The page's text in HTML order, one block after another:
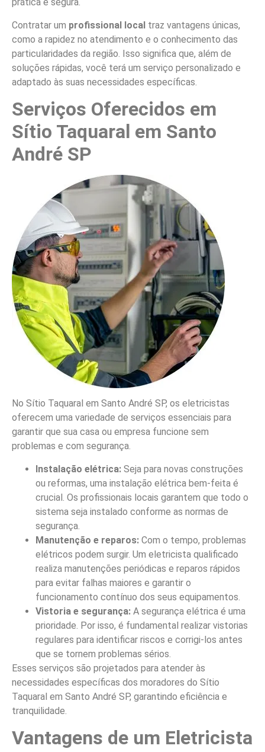
Contratar um profissional local traz vantagens únicas,
como a rapidez no atendimento e o conhecimento das
particularidades da região. Isso significa que, além de
soluções rápidas, você terá um serviço personalizado e
adaptado às suas necessidades específicas.
Serviços Oferecidos em
Sítio Taquaral em Santo
André SP
No Sítio Taquaral em Santo André SP, os eletricistas
oferecem uma variedade de serviços essenciais para
garantir que sua casa ou empresa funcione sem
problemas e com segurança.
Instalação elétrica: Seja para novas construções
ou reformas, uma instalação elétrica bem-feita é
crucial. Os profissionais locais garantem que todo o
sistema seja instalado conforme as normas de
segurança.
Manutenção e reparos: Com o tempo, problemas
elétricos podem surgir. Um eletricista qualificado
realiza manutenções periódicas e reparos rápidos
para evitar falhas maiores e garantir o
funcionamento contínuo dos seus equipamentos.
Vistoria e segurança: A segurança elétrica é uma
prioridade. Por isso, é fundamental realizar vistorias
regulares para identificar riscos e corrigi-los antes
que se tornem problemas sérios.
Esses serviços são projetados para atender às
necessidades específicas dos moradores do Sítio
Taquaral em Santo André SP, garantindo eficiência e
tranquilidade.
Vantagens de um Eletricista